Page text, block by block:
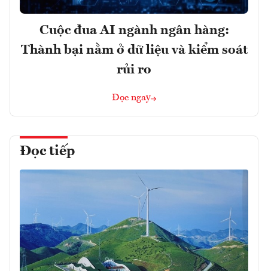
Cuộc đua AI ngành ngân hàng:
Thành bại nằm ở dữ liệu và kiểm soát
rủi ro
Đọc ngay
Đọc tiếp